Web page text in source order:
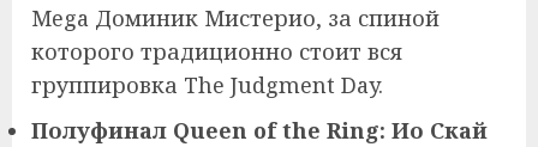
Mega Доминик Мистерио, за спиной
которого традиционно стоит вся
группировка The Judgment Day.
Полуфинал Queen of the Ring: Ио Скай